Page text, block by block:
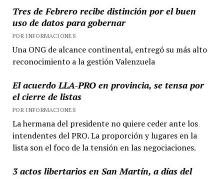
Tres de Febrero recibe distinción por el buen
uso de datos para gobernar
POR INFORMACIONES
Una ONG de alcance continental, entregó su más alto
reconocimiento a la gestión Valenzuela
El acuerdo LLA-PRO en provincia, se tensa por
el cierre de listas
POR INFORMACIONES
La hermana del presidente no quiere ceder ante los
intendentes del PRO. La proporción y lugares en la
lista son el foco de la tensión en las negociaciones.
3 actos libertarios en San Martín, a días del